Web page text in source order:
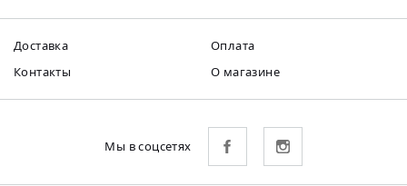
Доставка
Оплата
Контакты
О магазине
Мы в соцсетях